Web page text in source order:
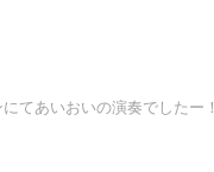
てあいおいの演奏でしたー！